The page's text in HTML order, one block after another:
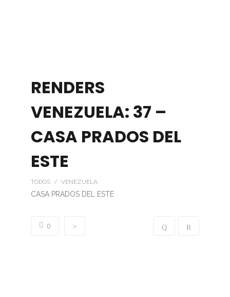
RENDERS
VENEZUELA: 37 –
CASA PRADOS DEL
ESTE
TODOS / VENEZUELA
CASA PRADOS DEL ESTE
0